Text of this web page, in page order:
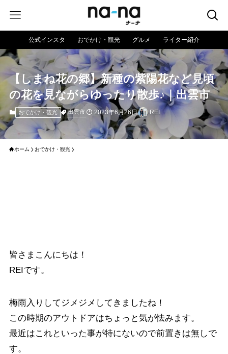
公式インスタ おでかけ・観光 グルメ ライター紹介
【しまね花の郷】新種の紫陽花など見頃
の花を見ながらゆったり散歩♪｜出雲市
おでかけ・観光 出雲市 2023年6月26日 REI
ホーム おでかけ・観光
皆さまこんにちは！
REIです。
梅雨入りしてジメジメしてきましたね！
この時期のアウトドアはちょっと気が怯みます。
最近はこれといった事が特にないので前置きは無しで
す。